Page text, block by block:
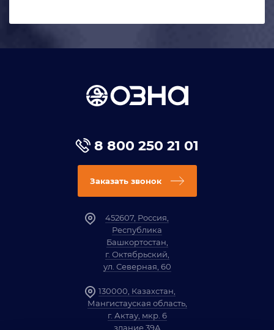
8 800 250 21 01
Заказать звонок
452607, Россия,
Республика
Башкортостан,
г. Октябрьский,
ул. Северная, 60
130000, Казахстан,
Мангистауская область,
г. Актау, мкр. 6
здание 39А